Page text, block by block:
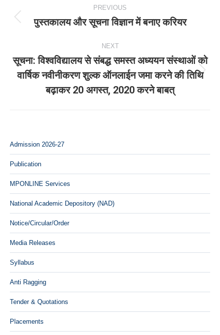
navigation
PREVIOUS
Previous
पुस्तकालय और सूचना विज्ञान में बनाए करियर
NEXT
Next
post:
सूचना: विश्‍वविद्यालय से संबद्ध समस्‍त अध्‍ययन संस्‍थाओं को
वार्षिक नवीनीकरण शुल्क ऑनलाईन जमा करने की तिथि
बढ़ाकर 20 अगस्‍त, 2020 करने बाबत्
Admission 2026-27
Publication
MPONLINE Services
National Academic Depository (NAD)
Notice/Circular/Order
Media Releases
Syllabus
Anti Ragging
Tender & Quotations
Placements